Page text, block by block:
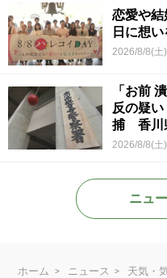
恋愛や
日に想
2026/8/8(土
「お前
反の疑
捕 香川
2026/8/8(土
ニュ
ホーム ニュース
天気・